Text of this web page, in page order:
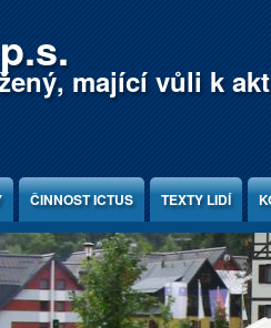
mající vůli k
ČINNOST ICTUS TEXTY LIDÍ